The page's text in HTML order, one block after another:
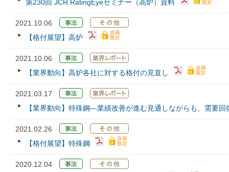
第230回 JCR RatingEyeセミナー（高炉）資料
2021.10.06
【格付展望】高炉
2021.10.06
【業界動向】高炉各社に対する格付の見直し
2021.03.17
【業界動向】特殊鋼―業績改善が進む見通しながらも、需要
2021.02.26
【格付展望】特殊鋼
2020.12.04